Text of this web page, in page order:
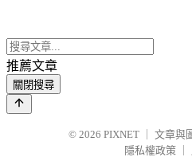
推薦文章
關閉搜尋
© 2026 PIXNET
文章與
隱私權政策